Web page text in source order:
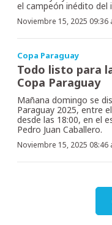
el campeón inédito del
Noviembre 15, 2025 09:36
Copa Paraguay
Todo listo para
Copa Paraguay
Mañana domingo se
Paraguay 2025, entre
desde las 18:00, en el
Pedro Juan Caballero.
Noviembre 15, 2025 08:46